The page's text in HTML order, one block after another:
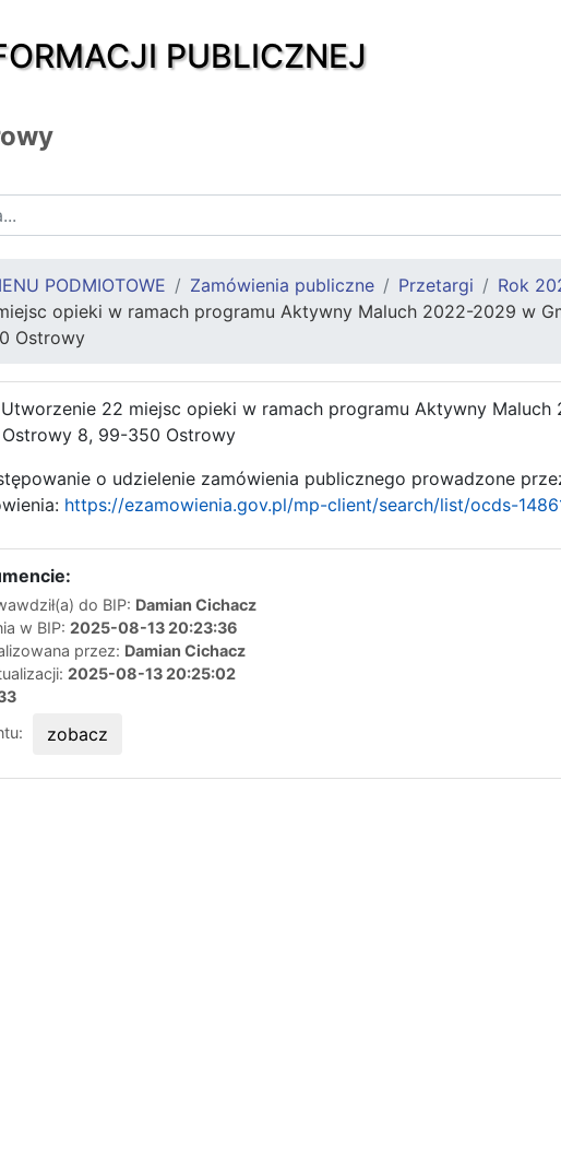
PUBLICZNEJ
PODMIOTOWE Zamówienia publiczne Przetargi
Rok
opieki w ramach programu Aktywny Maluch 2022-2029 w
Ostrowy
22 miejsc opieki w ramach programu Aktywny
Ostrowy 8, 99-350 Ostrowy
o udzielenie zamówienia publicznego prowadzone
https://ezamowienia.gov.pl/mp-client/search/list/ocds-
do BIP: Damian Cichacz
w BIP: 2025-08-13 20:23:36
przez: Damian Cichacz
2025-08-13 20:25:02
zobacz